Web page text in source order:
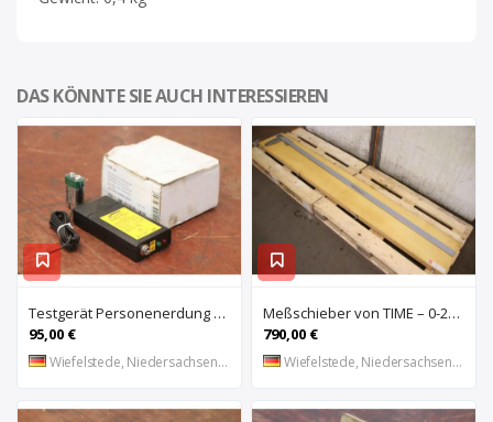
DAS KÖNNTE SIE AUCH INTERESSIEREN
Testgerät Personenerdung von Warmbier – Safety Pips 7100.181
95,00 €
Wiefelstede, Niedersachsen, DE
Meßschieber von TIME – 0-2000 mm / 0-80 inch
790,00 €
Wiefelstede, Niedersachsen, DE